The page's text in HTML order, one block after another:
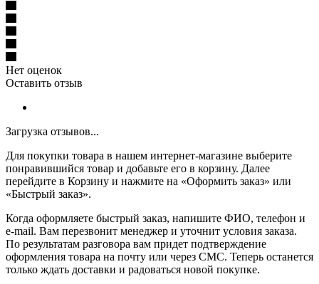
Нет оценок
Оставить отзыв
Загрузка отзывов...
Для покупки товара в нашем интернет-магазине выберите
понравившийся товар и добавьте его в корзину. Далее
перейдите в Корзину и нажмите на «Оформить заказ» или
«Быстрый заказ».
Когда оформляете быстрый заказ, напишите ФИО, телефон и
e-mail. Вам перезвонит менеджер и уточнит условия заказа.
По результатам разговора вам придет подтверждение
оформления товара на почту или через СМС. Теперь останется
только ждать доставки и радоваться новой покупке.